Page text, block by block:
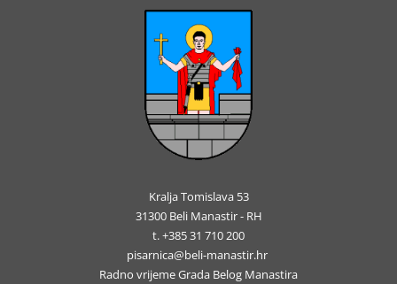
Kralja Tomislava 53
31300 Beli Manastir - RH
t. +385 31 710 200
pisarnica@beli-manastir.hr
Radno vrijeme Grada Belog Manastira